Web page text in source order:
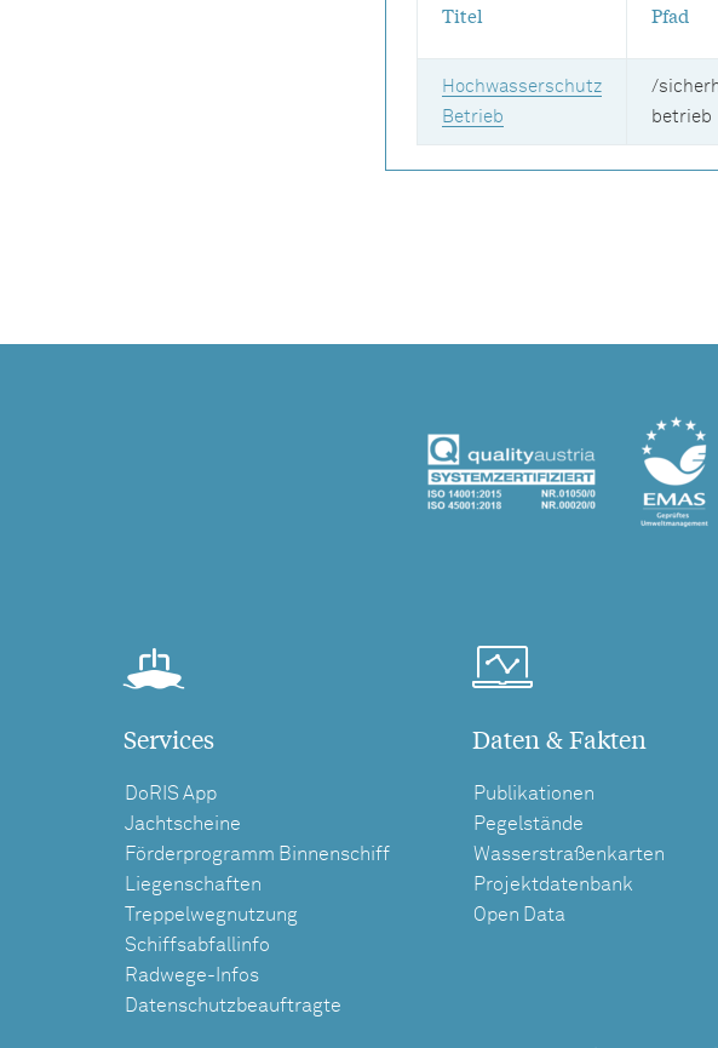
Titel Pfad
Hochwasserschutz
Betrieb
/
betrieb
Services
DoRIS App
Jachtscheine
Förderprogramm Binnenschiff
Liegenschaften
Treppelwegnutzung
Schiffsabfallinfo
Radwege-Infos
Datenschutzbeauftragte
Daten & Fakten
Publikationen
Pegelstände
Wasserstraßenkarten
Projektdatenbank
Open Data